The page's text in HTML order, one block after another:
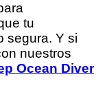
tu
segura. Y si
nuestros
Ocean Diver